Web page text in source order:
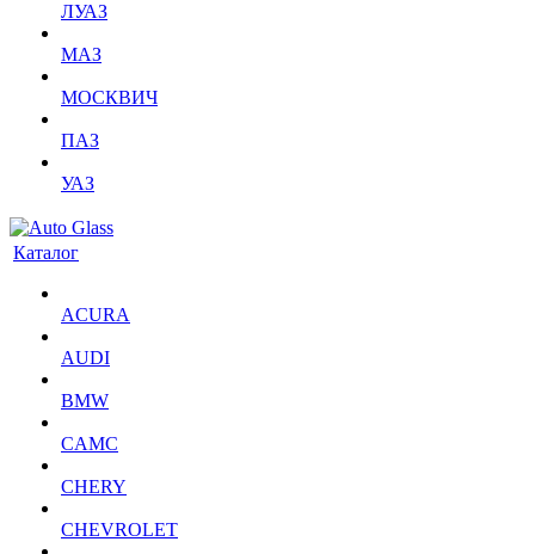
ЛУАЗ
МАЗ
МОСКВИЧ
ПАЗ
УАЗ
Каталог
ACURA
AUDI
BMW
CAMC
CHERY
CHEVROLET